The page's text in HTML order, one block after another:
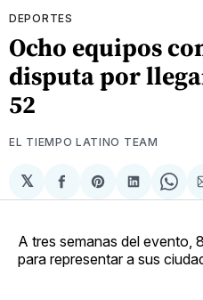
DEPORTES
Ocho equipos
disputa por
52
EL TIEMPO LATINO TEAM
𝕏
Compartir
en
Share
on
en
on
A tres semanas del evento,
para representar a sus